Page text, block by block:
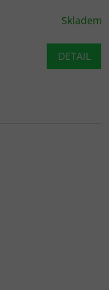
Skladem
DETAIL